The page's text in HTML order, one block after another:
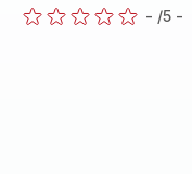
- /5 -